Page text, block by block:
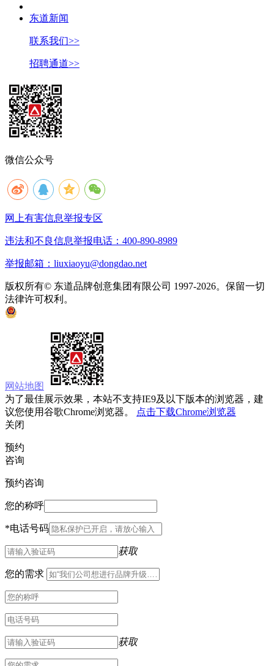
东道新闻
联系我们>>
招聘通道>>
微信公众号
网上有害信息举报专区
违法和不良信息举报电话：400-890-8989
举报邮箱：liuxiaoyu@dongdao.net
版权所有© 东道品牌创意集团有限公司 1997-2026。保留一切
法律许可权利。
网站地图
为了最佳展示效果，本站不支持IE9及以下版本的浏览器，建
议您使用谷歌Chrome浏览器。
点击下载Chrome浏览器
关闭
预约
咨询
预约咨询
您的称呼
*电话号码
获取
您的需求
获取